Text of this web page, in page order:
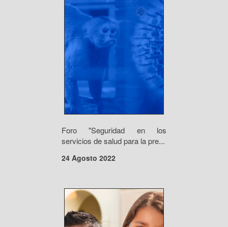
Foro "Seguridad en los
servicios de salud para la pre...
24 Agosto 2022